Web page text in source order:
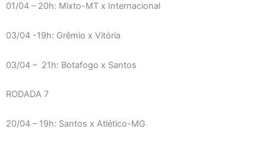
01/04 – 20h: Mixto-MT x Internacional
03/04 -19h: Grêmio x Vitória
03/04 – 21h: Botafogo x Santos
RODADA 7
20/04 – 19h: Santos x Atlético-MG